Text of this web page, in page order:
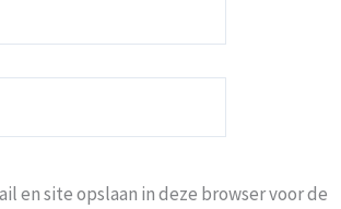
en site opslaan in deze browser voor de